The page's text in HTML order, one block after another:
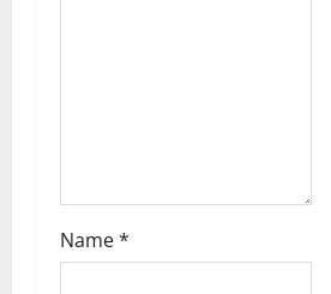
Name*